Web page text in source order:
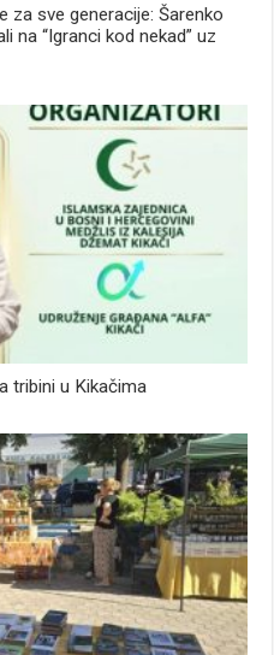
za sve generacije: Šarenko
na “Igranci kod nekad” uz
tribini u Kikačima